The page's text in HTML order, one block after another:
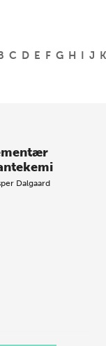
C D E F G H I J K
Dalgaard